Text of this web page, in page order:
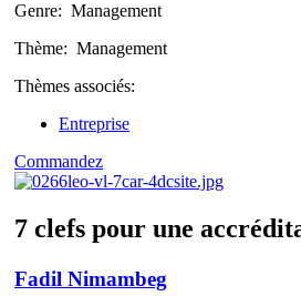
Genre: Management
Thème: Management
Thèmes associés:
Entreprise
Commandez
7 clefs pour une
Fadil Nimambeg